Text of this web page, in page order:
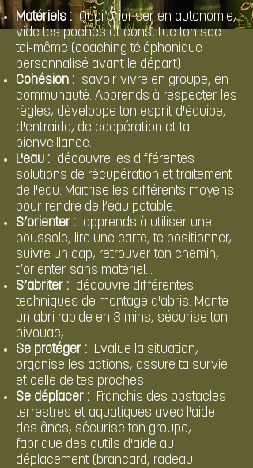
Matériels :Quoi prioriser en autonomie,
vide tes poches et constitue ton sac
toi-même (coaching téléphonique
personnalisé avant le départ)
Cohésion : savoir vivre en groupe, en
communauté. Apprends à respecter les
règles, développe ton esprit d'équipe,
d'entraide, de coopération et ta
bienveillance.
L'eau : découvre les différentes
solutions de récupération et traitement
de l'eau. Maitrise les différents moyens
pour rendre de l’eau potable.
S’orienter : apprends à utiliser une
boussole, lire une carte, te positionner,
suivre un cap, retrouver ton chemin,
t’orienter sans matériel...
S’abriter : découvre différentes
techniques de montage d'abris. Monte
un abri rapide en 3 mins, sécurise ton
bivouac, ...
Se protéger : Evalue la situation,
organise les actions, assure ta survie
et celle de tes proches.
Se déplacer :
Franchis des obstacles
terrestres et aquatiques avec l'aide
des ânes, sécurise ton groupe,
fabrique des outils d'aide au
déplacement (brancard, radeau